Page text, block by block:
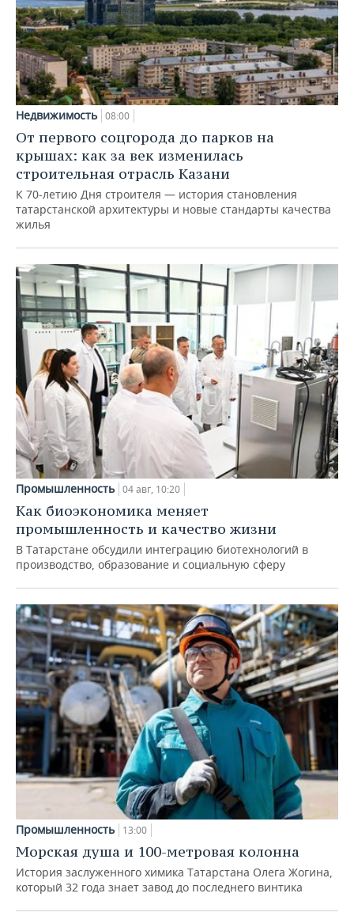
Недвижимость 08:00
От первого соцгорода до парков на
крышах: как за век изменилась
строительная отрасль Казани
К 70-летию Дня строителя — история становления
татарстанской архитектуры и новые стандарты качества
жилья
Промышленность 04 авг, 10:20
Как биоэкономика меняет
промышленность и качество жизни
В Татарстане обсудили интеграцию биотехнологий в
производство, образование и социальную сферу
Промышленность 13:00
Морская душа и 100-метровая колонна
История заслуженного химика Татарстана Олега Жогина,
который 32 года знает завод до последнего винтика